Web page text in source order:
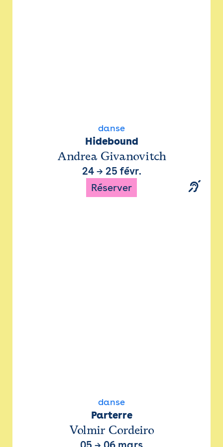
danse
Hidebound
Andrea Givanovitch
24→ 25 févr.
Réserver
danse
Parterre
Volmir Cordeiro